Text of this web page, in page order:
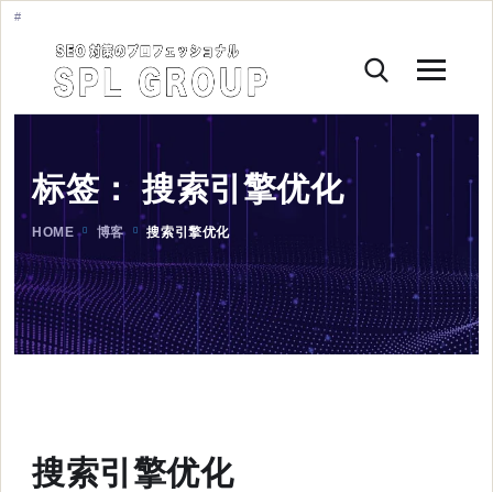
标签：搜索引擎优化
HOME 博客 搜索引擎优化
搜索引擎优化